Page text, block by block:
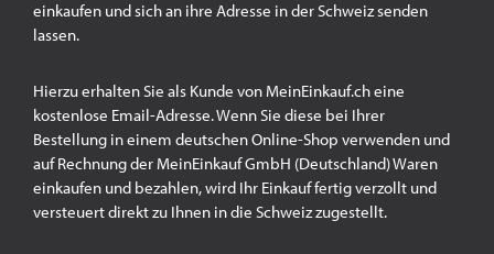
einkaufen und sich an ihre Adresse in der Schweiz senden
lassen.
Hierzu erhalten Sie als Kunde von MeinEinkauf.ch eine
kostenlose Email-Adresse. Wenn Sie diese bei Ihrer
Bestellung in einem deutschen Online-Shop verwenden und
auf Rechnung der MeinEinkauf GmbH (Deutschland) Waren
einkaufen und bezahlen, wird Ihr Einkauf fertig verzollt und
versteuert direkt zu Ihnen in die Schweiz zugestellt.